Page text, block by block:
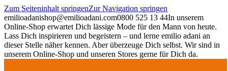
Zum Seiteninhalt springenZur Navigation springen
emilioadanishop@emilioadani.com0800 525 13 44In unserem
Online-Shop erwartet Dich lässige Mode für den Mann von heute.
Lass Dich inspirieren und begeistern – und lerne emilio adani an
dieser Stelle näher kennen. Aber überzeuge Dich selbst. Wir sind in
unserem Online-Shop und unseren Stores gerne für Dich da.